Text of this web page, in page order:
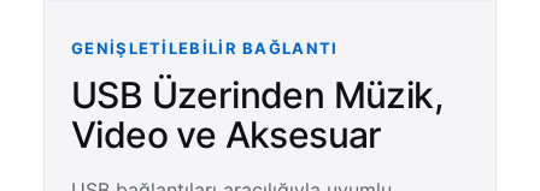
GENIŞLETILEBILIR BAĞLANTI
USB Üzerinden Müzik,
Video ve Aksesuar